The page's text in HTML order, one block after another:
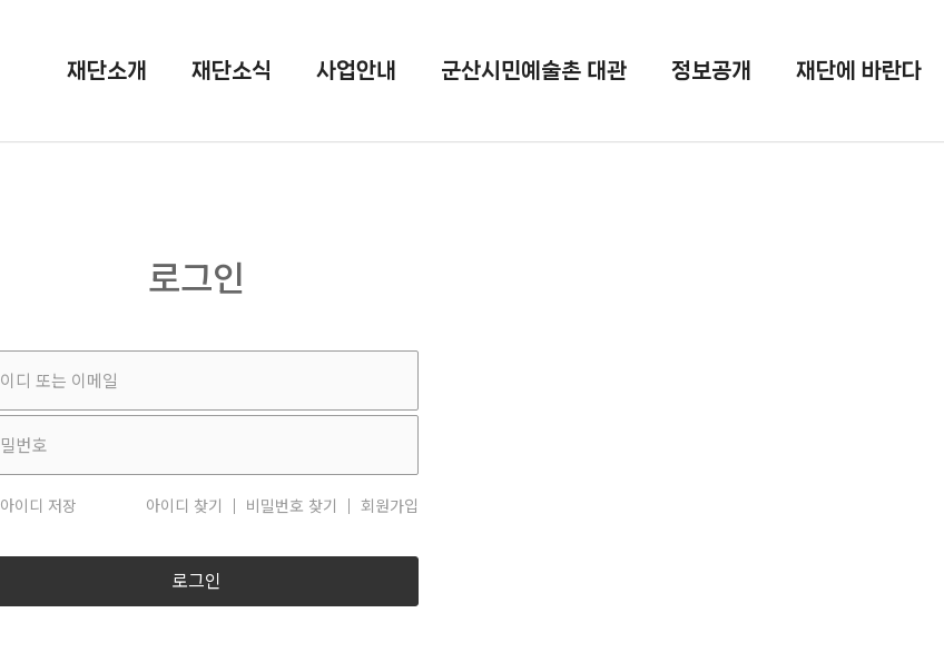
재단소개 재단소식 사업안내 군산시민예술촌 대관 정보공개 재단에 바란다
로그인
아이디 저장 아이디 찾기 비밀번호 찾기 회원가입
로그인